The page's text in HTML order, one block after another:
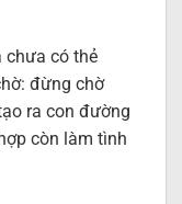
chưa có thẻ
đừng chờ
ra con đường
còn làm tình